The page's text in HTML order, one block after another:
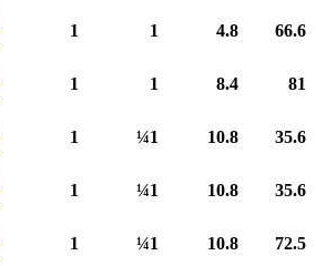
66.6
4.8
1
1
81
8.4
1
1
35.6
10.8
1¼
1
35.6
10.8
1¼
1
72.5
10.8
1¼
1